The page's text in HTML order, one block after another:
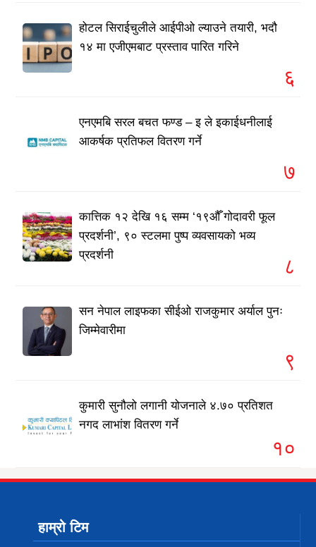
होटल सिराईचुलीले आईपीओ ल्याउने तयारी, भदौ
१४ मा एजीएमबाट प्रस्ताव पारित गरिने
६
एनएमबि सरल बचत फण्ड – इ ले इकाईधनीलाई
आकर्षक प्रतिफल वितरण गर्ने
७
कात्तिक १२ देखि १६ सम्म ‘१९औँ गोदावरी फूल
प्रदर्शनी’, ९० स्टलमा पुष्प व्यवसायको भव्य
प्रदर्शनी
८
सन नेपाल लाइफका सीईओ राजकुमार अर्याल पुनः
जिम्मेवारीमा
९
कुमारी सुनौलो लगानी योजनाले ४.७० प्रतिशत
नगद लाभांश वितरण गर्ने
१०
हाम्रो टिम